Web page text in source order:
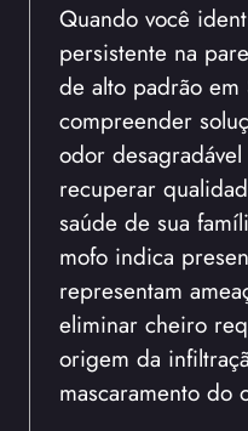
Quando você
persistente na
de alto padrão em
compreender
odor
recuperar
saúde de sua
mofo indica
representam
eliminar cheiro
origem da
mascaramento do